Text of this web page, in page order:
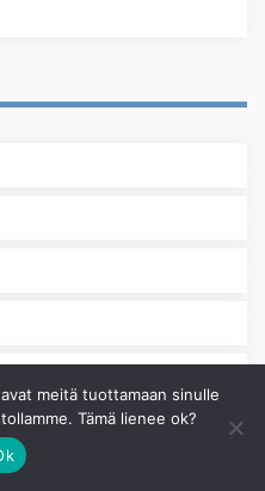
meitä tuottamaan sinulle
Tämä lienee ok?